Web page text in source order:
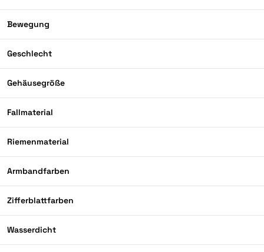
Bewegung
Geschlecht
Gehäusegröße
Fallmaterial
Riemenmaterial
Armbandfarben
Zifferblattfarben
Wasserdicht